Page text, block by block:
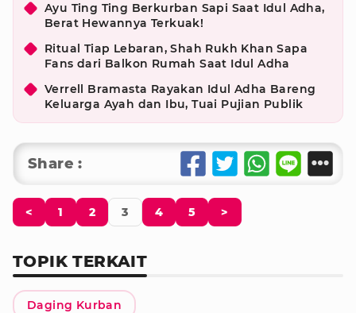
Ayu Ting Ting Berkurban Sapi Saat Idul Adha,
Berat Hewannya Terkuak!
Ritual Tiap Lebaran, Shah Rukh Khan Sapa
Fans dari Balkon Rumah Saat Idul Adha
Verrell Bramasta Rayakan Idul Adha Bareng
Keluarga Ayah dan Ibu, Tuai Pujian Publik
Share :
< 1 2 3 4 5 >
TOPIK TERKAIT
Daging Kurban